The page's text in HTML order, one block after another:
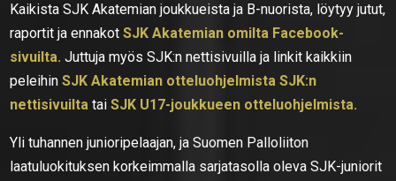
Kaikista SJK Akatemian joukkueista ja B-nuorista, löytyy jutut,
raportit ja ennakotSJK Akatemian omilta Facebook-
sivuilta. Juttuja myös SJK:n nettisivuilla ja linkit kaikkiin
peleihinSJK Akatemian otteluohjelmista SJK:n
nettisivuilta taiSJK U17-joukkueen otteluohjelmista.
Yli tuhannen junioripelaajan, ja Suomen Palloliiton
laatuluokituksen korkeimmalla sarjatasolla oleva SJK-juniorit